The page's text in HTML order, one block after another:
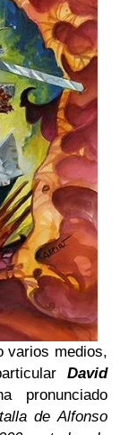
varios medios,
David
pronunciado
de Alfonso